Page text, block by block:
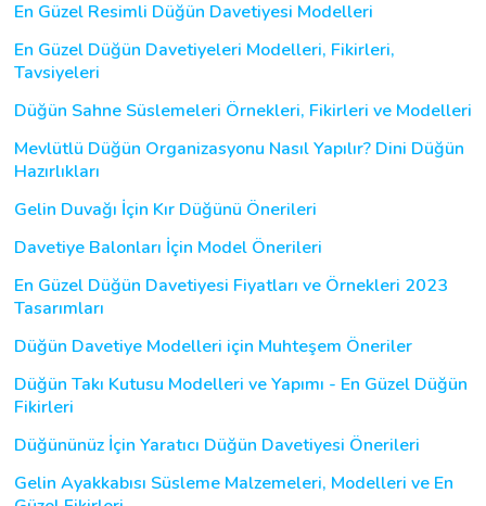
En Güzel Resimli Düğün Davetiyesi Modelleri
En Güzel Düğün Davetiyeleri Modelleri, Fikirleri,
Tavsiyeleri
Düğün Sahne Süslemeleri Örnekleri, Fikirleri ve Modelleri
Mevlütlü Düğün Organizasyonu Nasıl Yapılır? Dini Düğün
Hazırlıkları
Gelin Duvağı İçin Kır Düğünü Önerileri
Davetiye Balonları İçin Model Önerileri
En Güzel Düğün Davetiyesi Fiyatları ve Örnekleri 2023
Tasarımları
Düğün Davetiye Modelleri için Muhteşem Öneriler
Düğün Takı Kutusu Modelleri ve Yapımı - En Güzel Düğün
Fikirleri
Düğününüz İçin Yaratıcı Düğün Davetiyesi Önerileri
Gelin Ayakkabısı Süsleme Malzemeleri, Modelleri ve En